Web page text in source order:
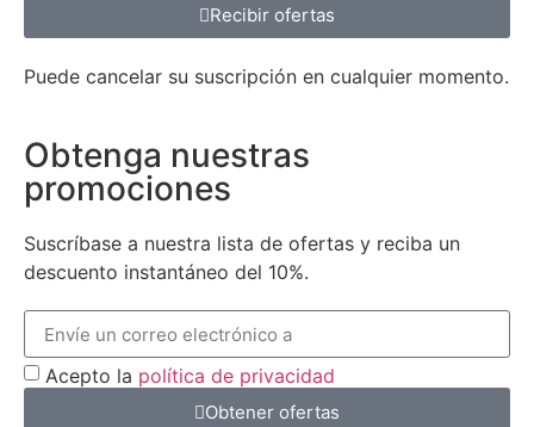
Recibir ofertas
Puede cancelar su suscripción en cualquier momento.
Obtenga nuestras
promociones
Suscríbase a nuestra lista de ofertas y reciba un
descuento instantáneo del 10%.
Acepto la política de privacidad
Obtener ofertas